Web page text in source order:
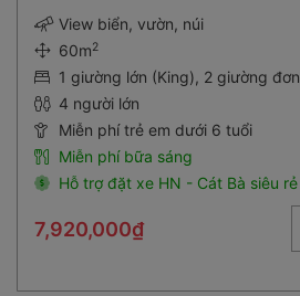
View biển, vườn, núi
60m2
1 giường lớn (King), 2 giường đơn
4 người lớn
Miễn phí trẻ em dưới 6 tuổi
Miễn phí bữa sáng
Hỗ trợ đặt xe HN - Cát Bà siêu rẻ
7,920,000₫